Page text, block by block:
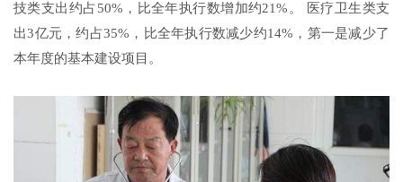
技类支出约占50%，比全年执行数增加约21%。 医疗卫生类支
出3亿元，约占35%，比全年执行数减少约14%，第一是减少了
本年度的基本建设项目。